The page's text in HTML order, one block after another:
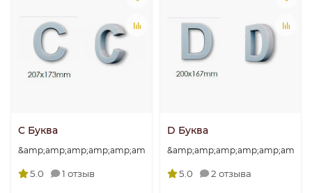
C Буква
5.0 1 отзыв
D Буква
5.0 2 отзыва